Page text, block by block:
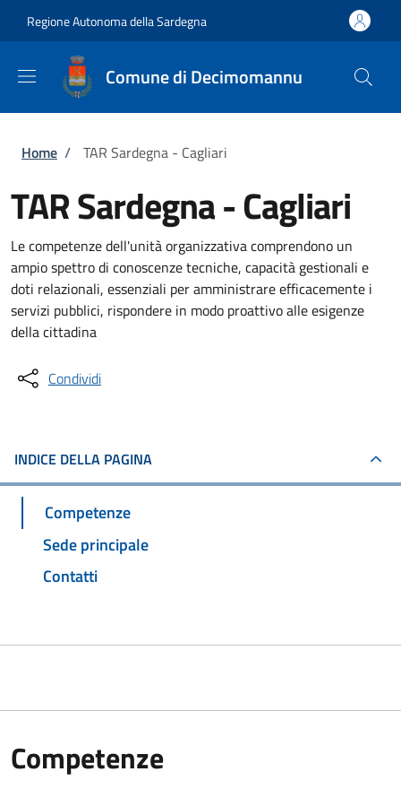
Regione Autonoma della Sardegna
Comune di Decimomannu
Briciole di pane
Home / TAR Sardegna - Cagliari
TAR Sardegna - Cagliari
Le competenze dell'unità organizzativa comprendono un
ampio spettro di conoscenze tecniche, capacità gestionali e
doti relazionali, essenziali per amministrare efficacemente i
servizi pubblici, rispondere in modo proattivo alle esigenze
della cittadina
Condividi
INDICE DELLA PAGINA
Competenze
Sede principale
Contatti
Competenze